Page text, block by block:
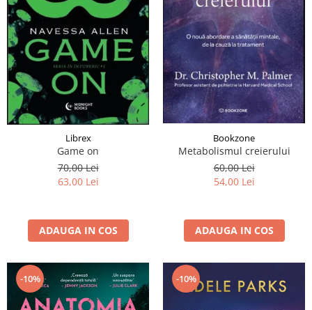
Librex
Game on
70,00 Lei
63,00 Lei
ADAUGA IN COS
Bookzone
Metabolismul creierului
60,00 Lei
54,00 Lei
ADAUGA IN COS
-10% -10%